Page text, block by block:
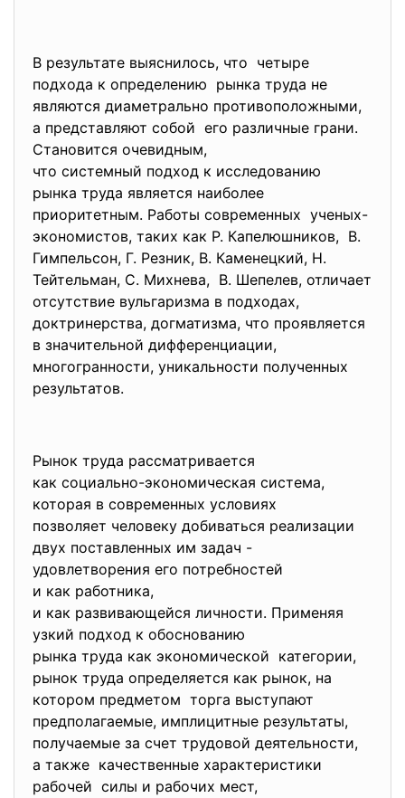
В результате выяснилось, что четыре
подхода к определению рынка труда не
являются диаметрально противоположными,
а представляют собой его различные грани.
Становится очевидным,
что системный подход к исследованию
рынка труда является наиболее
приоритетным. Работы современных ученых-
экономистов, таких как Р. Капелюшников, В.
Гимпельсон, Г. Резник, В. Каменецкий, Н.
Тейтельман, С. Михнева, В. Шепелев, отличает
отсутствие вульгаризма в подходах,
доктринерства, догматизма, что проявляется
в значительной дифференциации,
многогранности, уникальности полученных
результатов.
Рынок труда рассматривается
как социально-экономическая система,
которая в современных условиях
позволяет человеку добиваться реализации
двух поставленных им задач -
удовлетворения его потребностей
и как работника,
и как развивающейся личности. Применяя
узкий подход к обоснованию
рынка труда как экономической категории,
рынок труда определяется как рынок, на
котором предметом торга выступают
предполагаемые, имплицитные результаты,
получаемые за счет трудовой деятельности,
а также качественные характеристики
рабочей силы и рабочих мест,